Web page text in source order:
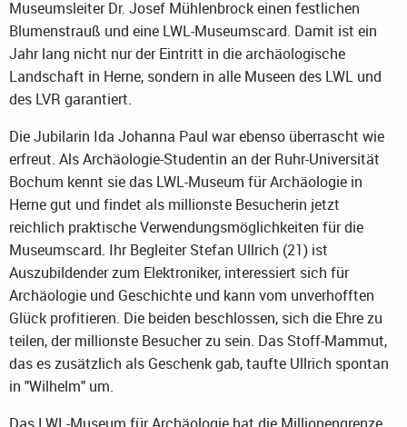
Museumsleiter Dr. Josef Mühlenbrock einen festlichen
Blumenstrauß und eine LWL-Museumscard. Damit ist ein
Jahr lang nicht nur der Eintritt in die archäologische
Landschaft in Herne, sondern in alle Museen des LWL und
des LVR garantiert.
Die Jubilarin Ida Johanna Paul war ebenso überrascht wie
erfreut. Als Archäologie-Studentin an der Ruhr-Universität
Bochum kennt sie das LWL-Museum für Archäologie in
Herne gut und findet als millionste Besucherin jetzt
reichlich praktische Verwendungsmöglichkeiten für die
Museumscard. Ihr Begleiter Stefan Ullrich (21) ist
Auszubildender zum Elektroniker, interessiert sich für
Archäologie und Geschichte und kann vom unverhofften
Glück profitieren. Die beiden beschlossen, sich die Ehre zu
teilen, der millionste Besucher zu sein. Das Stoff-Mammut,
das es zusätzlich als Geschenk gab, taufte Ullrich spontan
in "Wilhelm" um.